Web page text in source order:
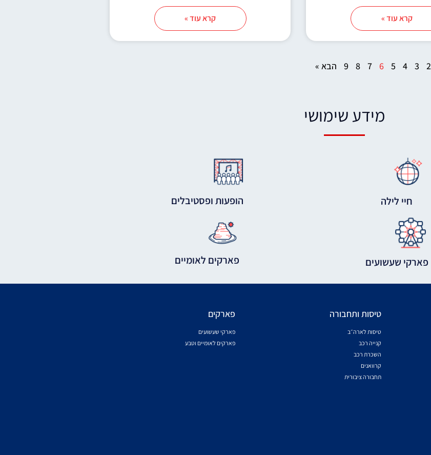
קרא עוד » קרא עוד »
2
3
4
5
6
7
8
9 הבא »
מידע שימושי
חיי לילה הופעות ופסטיבלים
פארקי שעשועים פארקים לאומיים
טיסות ותחבורה
טיסות לארה״ב
קנייה רכב
השכרת רכב
קרוואנים
תחבורה ציבורית
פארקים
פארקי שעשועים
פארקים לאומיים וטבע